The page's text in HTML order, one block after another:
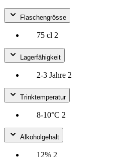
Flaschengrösse
75 cl 2
Lagerfähigkeit
2-3 Jahre 2
Trinktemperatur
8-10°C 2
Alkoholgehalt
12% 2